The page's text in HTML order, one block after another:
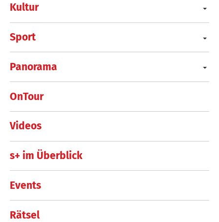
Kultur
Sport
Panorama
OnTour
Videos
s+ im Überblick
Events
Rätsel